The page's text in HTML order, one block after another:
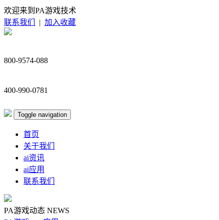
欢迎来到PA游戏技术
联系我们
| 加入收藏
800-9574-088
400-990-0781
Toggle navigation
首页
关于我们
ai资讯
ai应用
联系我们
PA游戏动态 NEWS